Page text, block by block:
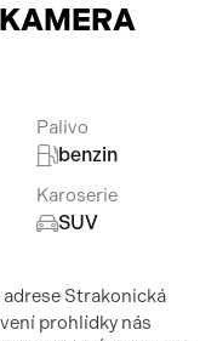
Palivo
benzin
Karoserie
SUV
adrese Strakonická
prohlídky nás